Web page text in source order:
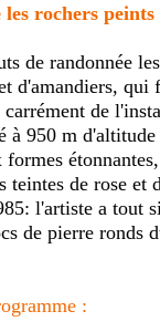
les rochers peints
de randonnée
d'amandiers,
de
950 m
teintes de rose
l'artiste a tout
de pierre ronds
: